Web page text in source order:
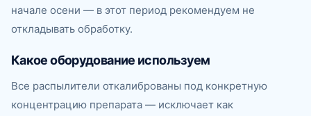
начале осени — в этот период рекомендуем не
откладывать обработку.
Какое оборудование используем
Все распылители откалиброваны под конкретную
концентрацию препарата — исключает как